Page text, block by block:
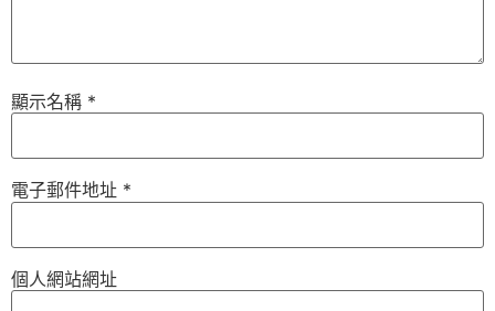
顯示名稱 *
電子郵件地址 *
個人網站網址